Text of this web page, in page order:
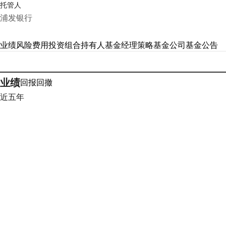
托管人
浦发银行
业绩风险费用投资组合持有人基金经理策略基金公司基金公告
业绩回报回撤
近五年